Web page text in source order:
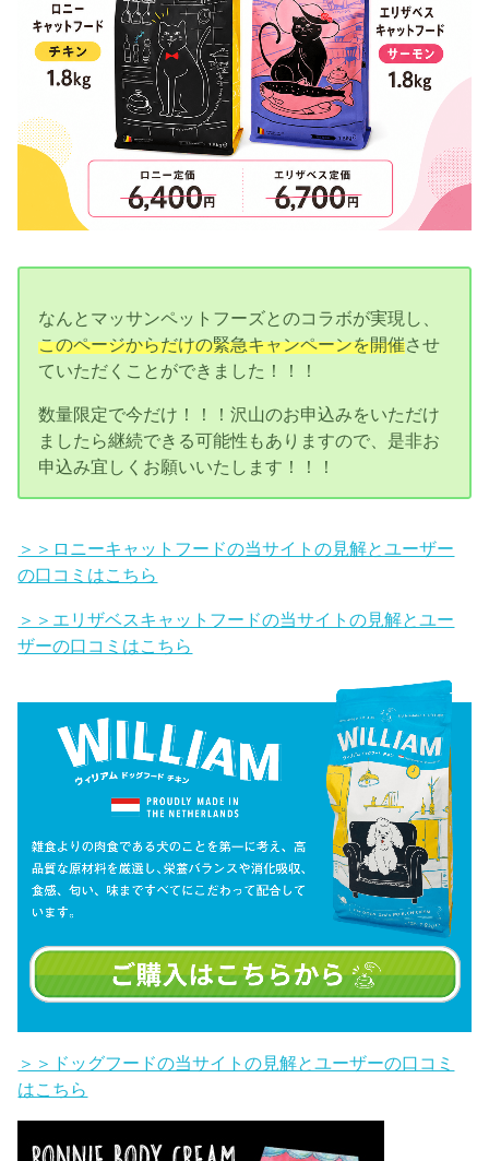
なんとマッサンペットフーズとのコラボが実現し、
このページからだけの緊急キャンペーンを開催させ
ていただくことができました！！！
数量限定で今だけ！！！沢山のお申込みをいただけ
ましたら継続できる可能性もありますので、是非お
申込み宜しくお願いいたします！！！
＞＞ロニーキャットフードの当サイトの見解とユーザー
の口コミはこちら
＞＞エリザベスキャットフードの当サイトの見解とユー
ザーの口コミはこちら
＞＞ドッグフードの当サイトの見解とユーザーの口コミ
はこちら